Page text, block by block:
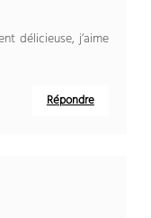
délicieuse, j’aime
Répondre